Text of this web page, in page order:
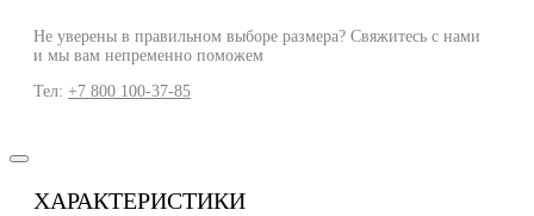
Не уверены в правильном выборе размера? Свяжитесь с нами
и мы вам непременно поможем
Тел: +7 800 100-37-85
ХАРАКТЕРИСТИКИ